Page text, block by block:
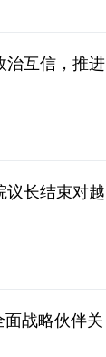
治互信，推进
议长结束对越
战略伙伴关